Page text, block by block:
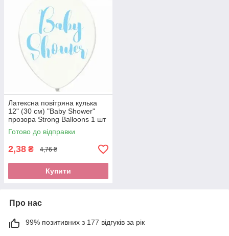
Латексна повітряна кулька
12" (30 см) "Baby Shower"
прозора Strong Balloons 1 шт
Готово до відправки
2,38 ₴ 4,76 ₴
Купити
Про нас
99% позитивних з 177 відгуків за рік